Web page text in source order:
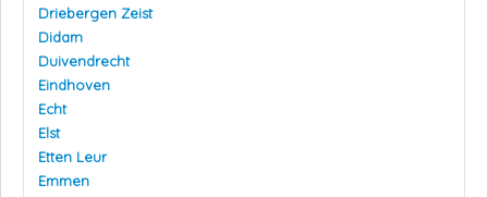
Driebergen Zeist
Didam
Duivendrecht
Eindhoven
Echt
Elst
Etten Leur
Emmen